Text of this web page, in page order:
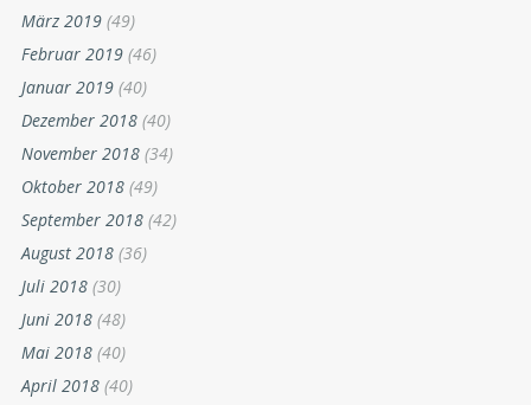
März 2019 (49)
Februar 2019 (46)
Januar 2019 (40)
Dezember 2018 (40)
November 2018 (34)
Oktober 2018 (49)
September 2018 (42)
August 2018 (36)
Juli 2018 (30)
Juni 2018 (48)
Mai 2018 (40)
April 2018 (40)